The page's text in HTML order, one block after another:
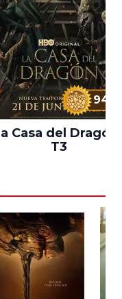
94%
Casa del Dragón
T3